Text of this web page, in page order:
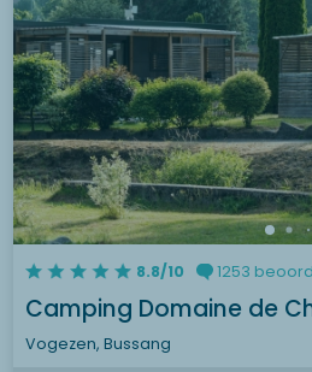
8.8/10 1253
Camping Domaine de
Vogezen, Bussang